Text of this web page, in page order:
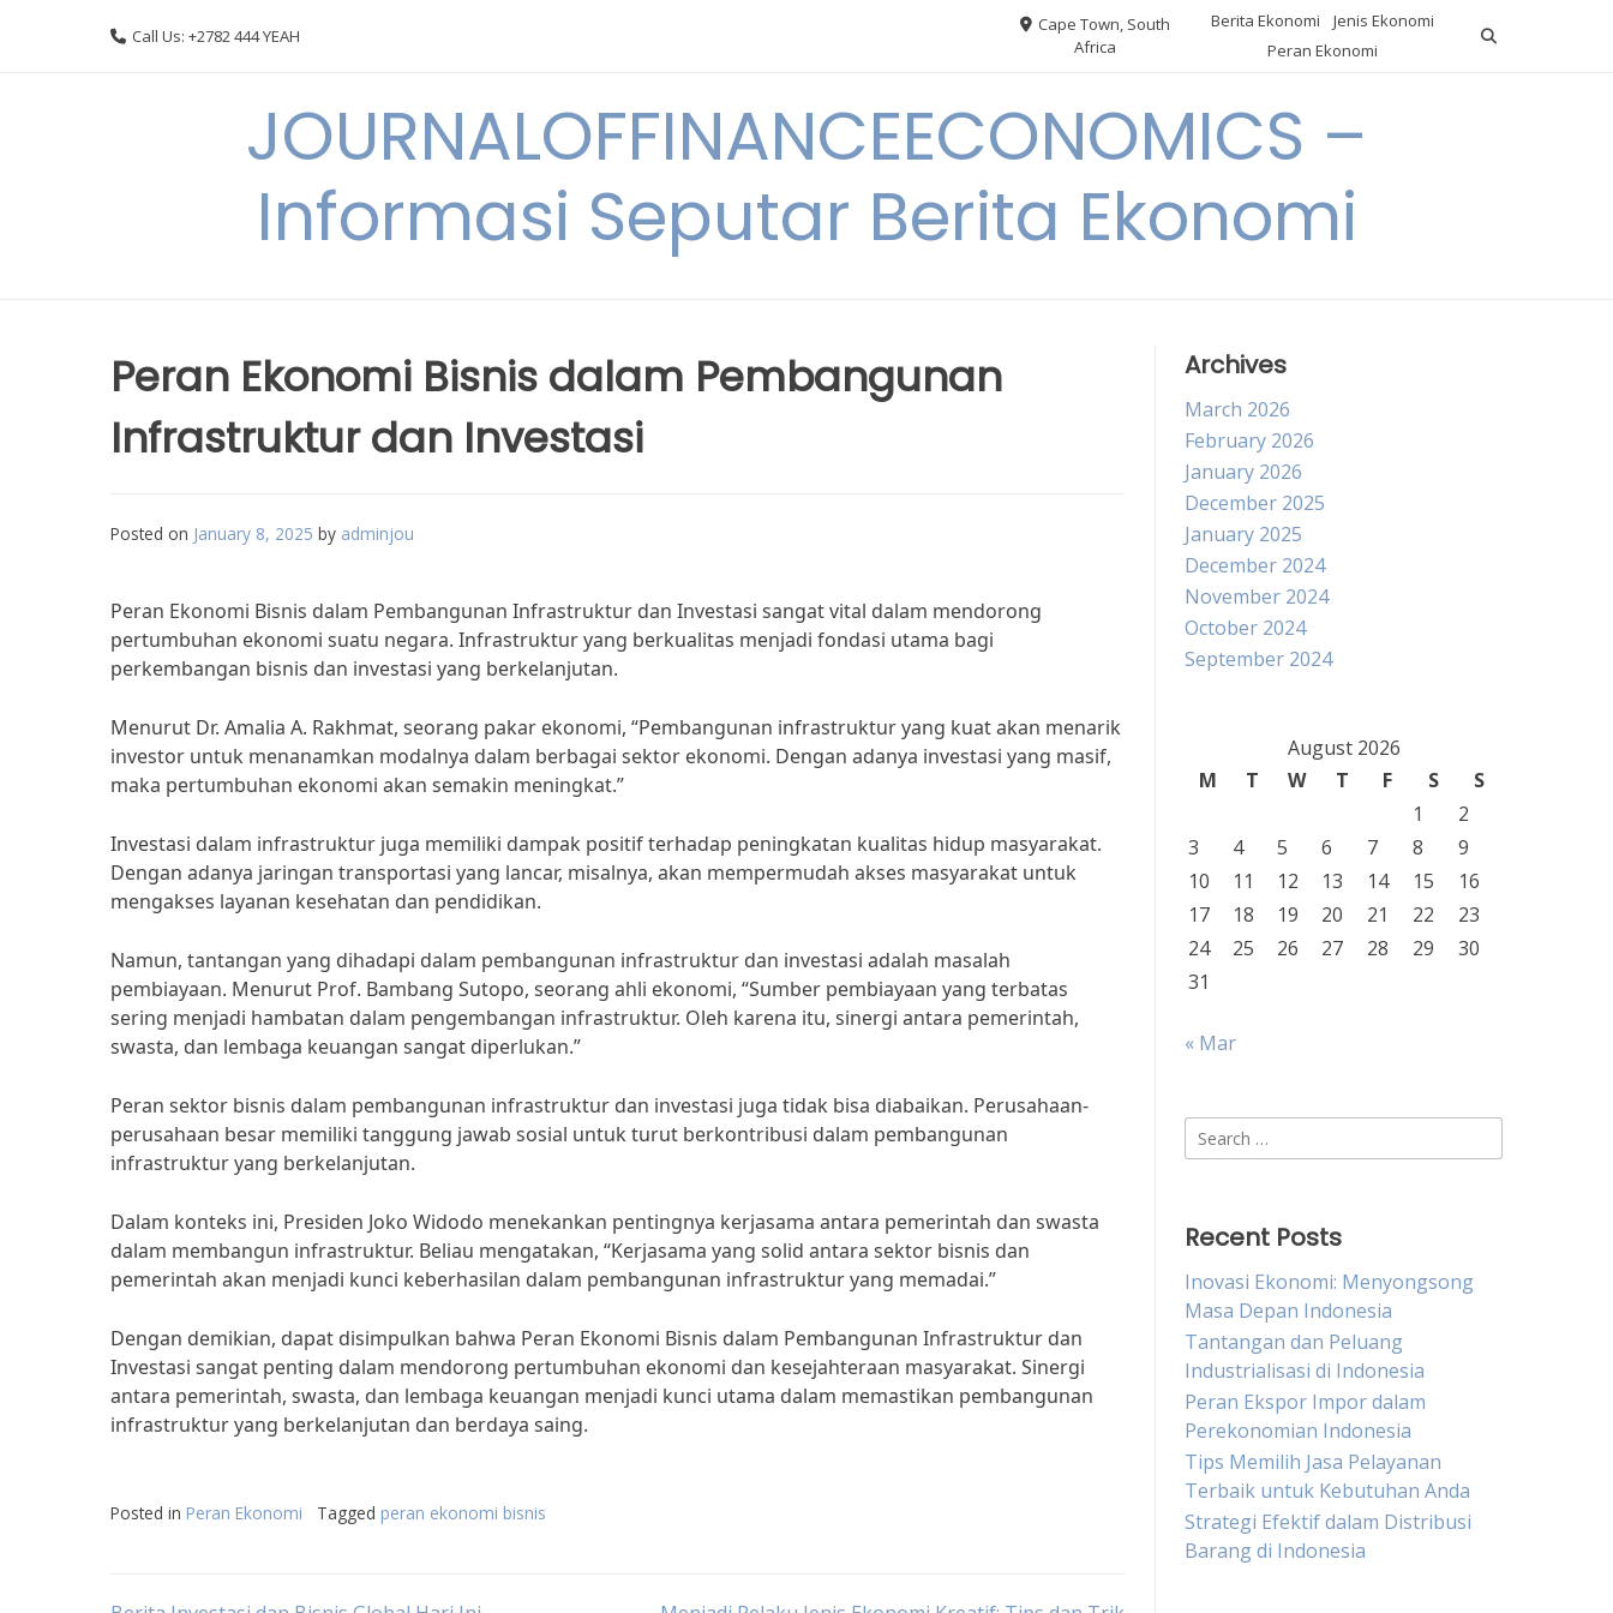
Call Us: +2782 444 YEAH
Cape Town, South
Africa
Berita Ekonomi
Jenis Ekonomi
Peran Ekonomi
JOURNALOFFINANCEECONOMICS –
Informasi Seputar Berita Ekonomi
Peran Ekonomi Bisnis dalam Pembangunan
Infrastruktur dan Investasi
Posted on January 8, 2025 by adminjou
Peran Ekonomi Bisnis dalam Pembangunan Infrastruktur dan Investasi sangat vital dalam mendorong
pertumbuhan ekonomi suatu negara. Infrastruktur yang berkualitas menjadi fondasi utama bagi
perkembangan bisnis dan investasi yang berkelanjutan.
Menurut Dr. Amalia A. Rakhmat, seorang pakar ekonomi, “Pembangunan infrastruktur yang kuat akan menarik
investor untuk menanamkan modalnya dalam berbagai sektor ekonomi. Dengan adanya investasi yang masif,
maka pertumbuhan ekonomi akan semakin meningkat.”
Investasi dalam infrastruktur juga memiliki dampak positif terhadap peningkatan kualitas hidup masyarakat.
Dengan adanya jaringan transportasi yang lancar, misalnya, akan mempermudah akses masyarakat untuk
mengakses layanan kesehatan dan pendidikan.
Namun, tantangan yang dihadapi dalam pembangunan infrastruktur dan investasi adalah masalah
pembiayaan. Menurut Prof. Bambang Sutopo, seorang ahli ekonomi, “Sumber pembiayaan yang terbatas
sering menjadi hambatan dalam pengembangan infrastruktur. Oleh karena itu, sinergi antara pemerintah,
swasta, dan lembaga keuangan sangat diperlukan.”
Peran sektor bisnis dalam pembangunan infrastruktur dan investasi juga tidak bisa diabaikan. Perusahaan-
perusahaan besar memiliki tanggung jawab sosial untuk turut berkontribusi dalam pembangunan
infrastruktur yang berkelanjutan.
Dalam konteks ini, Presiden Joko Widodo menekankan pentingnya kerjasama antara pemerintah dan swasta
dalam membangun infrastruktur. Beliau mengatakan, “Kerjasama yang solid antara sektor bisnis dan
pemerintah akan menjadi kunci keberhasilan dalam pembangunan infrastruktur yang memadai.”
Dengan demikian, dapat disimpulkan bahwa Peran Ekonomi Bisnis dalam Pembangunan Infrastruktur dan
Investasi sangat penting dalam mendorong pertumbuhan ekonomi dan kesejahteraan masyarakat. Sinergi
antara pemerintah, swasta, dan lembaga keuangan menjadi kunci utama dalam memastikan pembangunan
infrastruktur yang berkelanjutan dan berdaya saing.
Posted in Peran Ekonomi Tagged peran ekonomi bisnis
Archives
March 2026
February 2026
January 2026
December 2025
January 2025
December 2024
November 2024
October 2024
September 2024
August 2026
M
T W T F S
S
1
2
3
4 5 6 7 8
9
10
11 12 13 14 15
16
17
18 19 20 21 22
23
24
25 26 27 28 29
30
31
« Mar
Search
for:
Recent Posts
Inovasi Ekonomi: Menyongsong
Masa Depan Indonesia
Tantangan dan Peluang
Industrialisasi di Indonesia
Peran Ekspor Impor dalam
Perekonomian Indonesia
Tips Memilih Jasa Pelayanan
Terbaik untuk Kebutuhan Anda
Strategi Efektif dalam Distribusi
Barang di Indonesia